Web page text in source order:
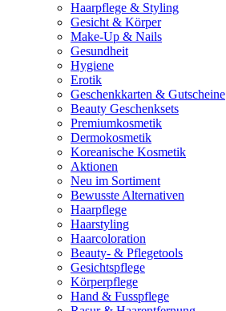
Haarpflege & Styling
Gesicht & Körper
Make-Up & Nails
Gesundheit
Hygiene
Erotik
Geschenkkarten & Gutscheine
Beauty Geschenksets
Premiumkosmetik
Dermokosmetik
Koreanische Kosmetik
Aktionen
Neu im Sortiment
Bewusste Alternativen
Haarpflege
Haarstyling
Haarcoloration
Beauty- & Pflegetools
Gesichtspflege
Körperpflege
Hand & Fusspflege